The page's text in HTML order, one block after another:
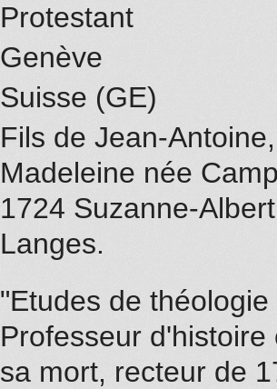
Protestant
Genève
Suisse (GE)
Fils de Jean-
Madeleine née
1724 Suzanne-
Langes.
"Etudes de
Professeur
sa mort, recteur de